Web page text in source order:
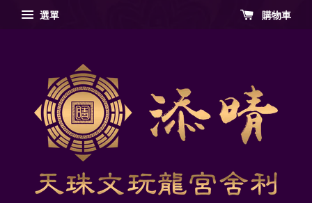
選單 購物車